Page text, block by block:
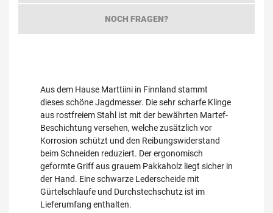
NOCH FRAGEN?
Aus dem Hause Marttiini in Finnland stammt
dieses schöne Jagdmesser. Die sehr scharfe Klinge
aus rostfreiem Stahl ist mit der bewährten Martef-
Beschichtung versehen, welche zusätzlich vor
Korrosion schützt und den Reibungswiderstand
beim Schneiden reduziert. Der ergonomisch
geformte Griff aus grauem Pakkaholz liegt sicher in
der Hand. Eine schwarze Lederscheide mit
Gürtelschlaufe und Durchstechschutz ist im
Lieferumfang enthalten.